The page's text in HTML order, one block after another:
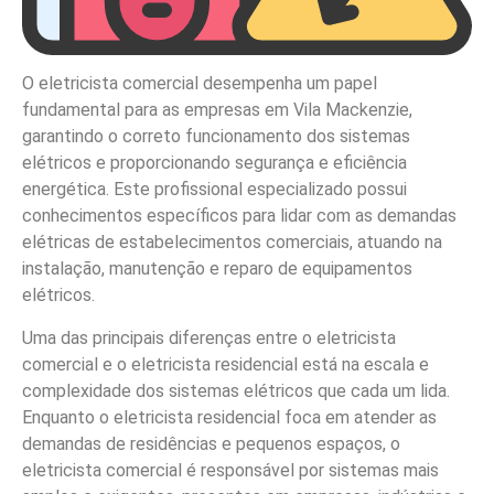
O eletricista comercial desempenha um papel
fundamental para as empresas em Vila Mackenzie,
garantindo o correto funcionamento dos sistemas
elétricos e proporcionando segurança e eficiência
energética. Este profissional especializado possui
conhecimentos específicos para lidar com as demandas
elétricas de estabelecimentos comerciais, atuando na
instalação, manutenção e reparo de equipamentos
elétricos.
Uma das principais diferenças entre o eletricista
comercial e o eletricista residencial está na escala e
complexidade dos sistemas elétricos que cada um lida.
Enquanto o eletricista residencial foca em atender as
demandas de residências e pequenos espaços, o
eletricista comercial é responsável por sistemas mais